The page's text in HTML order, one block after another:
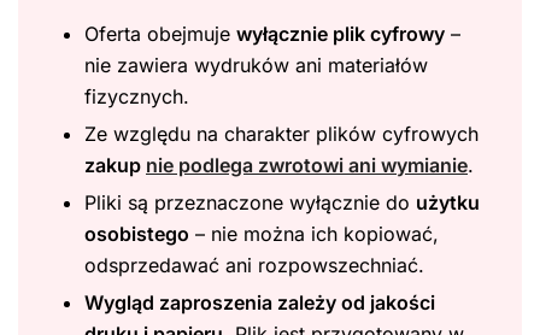
Oferta obejmuje wyłącznie plik cyfrowy –
nie zawiera wydruków ani materiałów
fizycznych.
Ze względu na charakter plików cyfrowych
zakup nie podlega zwrotowi ani wymianie.
Pliki są przeznaczone wyłącznie do użytku
osobistego – nie można ich kopiować,
odsprzedawać ani rozpowszechniać.
Wygląd zaproszenia zależy od jakości